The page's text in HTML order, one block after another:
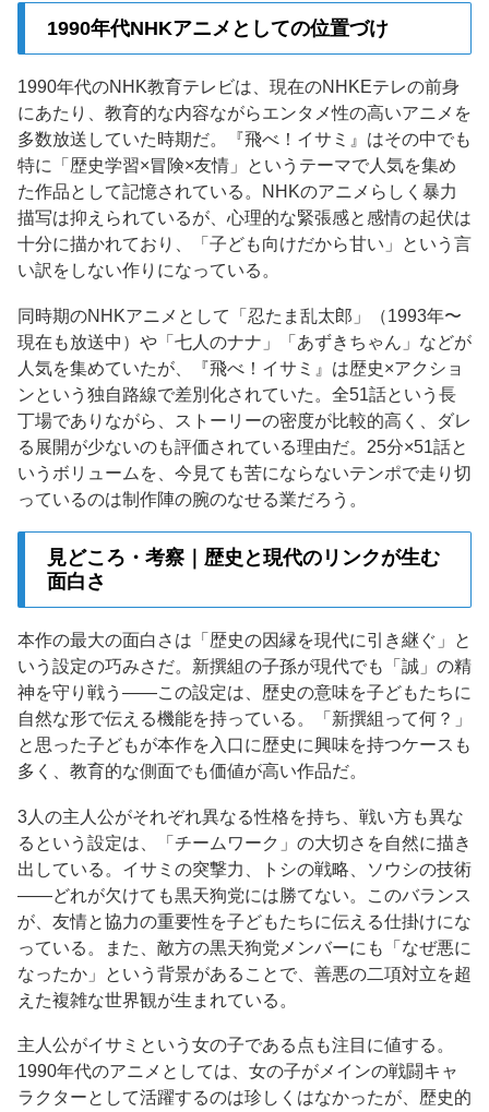
1990年代NHKアニメとしての位置づけ
1990年代のNHK教育テレビは、現在のNHKEテレの前身
にあたり、教育的な内容ながらエンタメ性の高いアニメを
多数放送していた時期だ。『飛べ！イサミ』はその中でも
特に「歴史学習×冒険×友情」というテーマで人気を集め
た作品として記憶されている。NHKのアニメらしく暴力
描写は抑えられているが、心理的な緊張感と感情の起伏は
十分に描かれており、「子ども向けだから甘い」という言
い訳をしない作りになっている。
同時期のNHKアニメとして「忍たま乱太郎」（1993年〜
現在も放送中）や「七人のナナ」「あずきちゃん」などが
人気を集めていたが、『飛べ！イサミ』は歴史×アクショ
ンという独自路線で差別化されていた。全51話という長
丁場でありながら、ストーリーの密度が比較的高く、ダレ
る展開が少ないのも評価されている理由だ。25分×51話と
いうボリュームを、今見ても苦にならないテンポで走り切
っているのは制作陣の腕のなせる業だろう。
見どころ・考察｜歴史と現代のリンクが生む
面白さ
本作の最大の面白さは「歴史の因縁を現代に引き継ぐ」と
いう設定の巧みさだ。新撰組の子孫が現代でも「誠」の精
神を守り戦う——この設定は、歴史の意味を子どもたちに
自然な形で伝える機能を持っている。「新撰組って何？」
と思った子どもが本作を入口に歴史に興味を持つケースも
多く、教育的な側面でも価値が高い作品だ。
3人の主人公がそれぞれ異なる性格を持ち、戦い方も異な
るという設定は、「チームワーク」の大切さを自然に描き
出している。イサミの突撃力、トシの戦略、ソウシの技術
——どれが欠けても黒天狗党には勝てない。このバランス
が、友情と協力の重要性を子どもたちに伝える仕掛けにな
っている。また、敵方の黒天狗党メンバーにも「なぜ悪に
なったか」という背景があることで、善悪の二項対立を超
えた複雑な世界観が生まれている。
主人公がイサミという女の子である点も注目に値する。
1990年代のアニメとしては、女の子がメインの戦闘キャ
ラクターとして活躍するのは珍しくはなかったが、歴史的